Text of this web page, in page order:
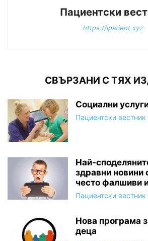
Пациентски
https://ipatient.xyz
СВЪРЗАНИ С ТЯХ
Социални
Пациентски вестник
Най-
здравни
често фалшиви
Пациентски вестник
Нова програма
деца